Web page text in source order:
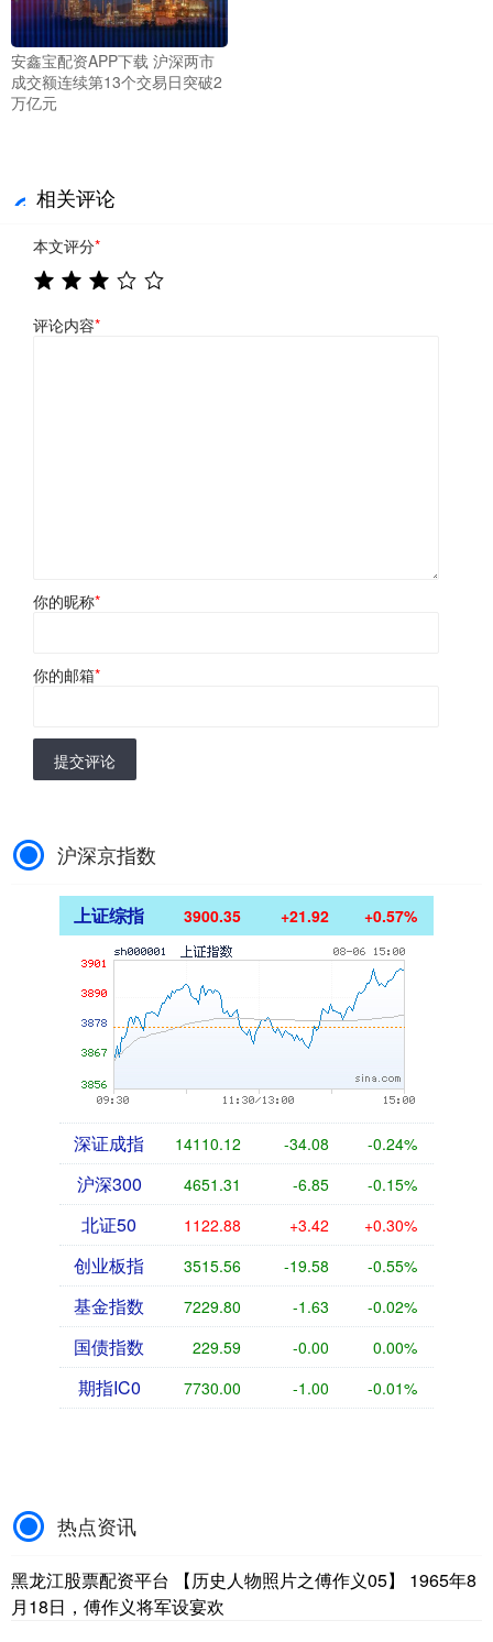
安鑫宝配资APP下载 沪深两市
成交额连续第13个交易日突破2
万亿元
相关评论
本文评分*
评论内容*
你的昵称*
你的邮箱*
提交评论
沪深京指数
上证综指 3900.35 +21.92 +0.57%
深证成指 14110.12 -34.08 -0.24%
沪深300 4651.31 -6.85 -0.15%
北证50 1122.88 +3.42 +0.30%
创业板指 3515.56 -19.58 -0.55%
基金指数 7229.80 -1.63 -0.02%
国债指数 229.59 -0.00 0.00%
期指IC0 7730.00 -1.00 -0.01%
热点资讯
黑龙江股票配资平台 【历史人物照片之傅作义05】 1965年8
月18日，傅作义将军设宴欢